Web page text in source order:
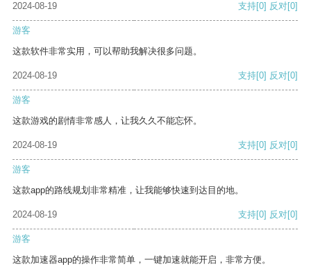
2024-08-19 支持[0] 反对[0]
游客
这款软件非常实用，可以帮助我解决很多问题。
2024-08-19 支持[0] 反对[0]
游客
这款游戏的剧情非常感人，让我久久不能忘怀。
2024-08-19 支持[0] 反对[0]
游客
这款app的路线规划非常精准，让我能够快速到达目的地。
2024-08-19 支持[0] 反对[0]
游客
这款加速器app的操作非常简单，一键加速就能开启，非常方便。